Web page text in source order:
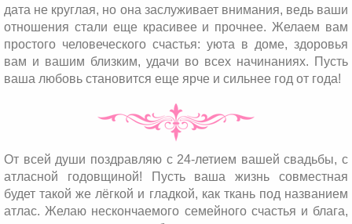
дата не круглая, но она заслуживает внимания, ведь ваши
отношения стали еще красивее и прочнее. Желаем вам
простого человеческого счастья: уюта в доме, здоровья
вам и вашим близким, удачи во всех начинаниях. Пусть
ваша любовь становится еще ярче и сильнее год от года!
От всей души поздравляю с 24-летием вашей свадьбы, с
атласной годовщиной! Пусть ваша жизнь совместная
будет такой же лёгкой и гладкой, как ткань под названием
атлас. Желаю нескончаемого семейного счастья и блага,